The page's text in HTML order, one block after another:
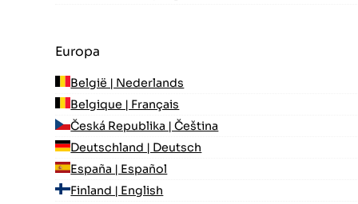
Europa
België | Nederlands
Belgique | Français
Česká Republika | Čeština
Deutschland | Deutsch
España | Español
Finland | English